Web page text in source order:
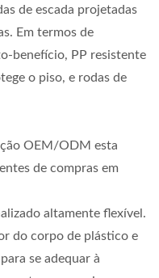
de escada projetadas
Em termos de
benefício, PP resistente
o piso, e rodas de
OEM/ODM esta
de compras em
altamente flexível.
do corpo de plástico e
se adequar à